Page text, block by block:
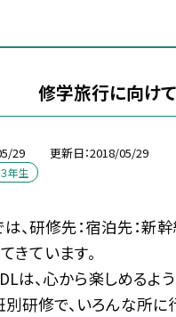
学旅行に向けて
29 更新日 2018/05/29
年生
、研修先：宿泊先：新
きています。
は、心から楽しめるよう
研修で、いろんな所に